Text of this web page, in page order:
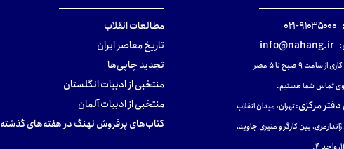
۹۱۰۳۵۰۰۰-۰۲۱
info@nahang.ir
ساعت ۹ صبح تا ۵ عصر
تماس شما هستیم.
مرکزی:تهران، میدان انقلاب
بین کارگر و منیری جاوید،
مطالعات انقلاب
تاریخ معاصر ایران
تجدید چاپی‌ها
منتخبی از ادبیات انگلستان
منتخبی از ادبیات آلمان
کتاب‌های پرفروش نهنگ در هفته‌های گذشته